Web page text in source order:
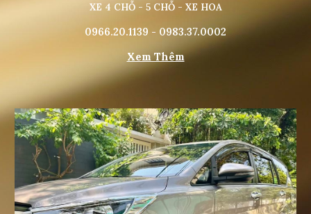
XE 4 CHỖ - 5 CHỖ - XE HOA
0966.20.1139 - 0983.37.0002
Xem Thêm